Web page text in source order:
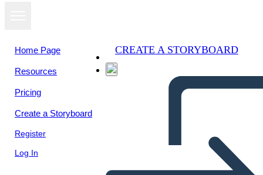
Home Page
Resources
Pricing
Create a Storyboard
Register
Log In
CREATE A STORYBOARD
View as
slideshow